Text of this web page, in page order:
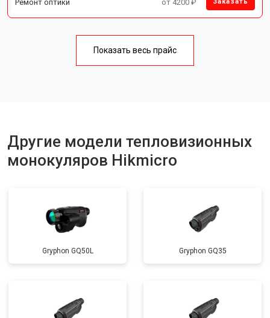
Ремонт оптики от 4200 ₽
Показать весь прайс
Другие модели тепловизионных
монокуляров Hikmicro
Gryphon GQ50L Gryphon GQ35